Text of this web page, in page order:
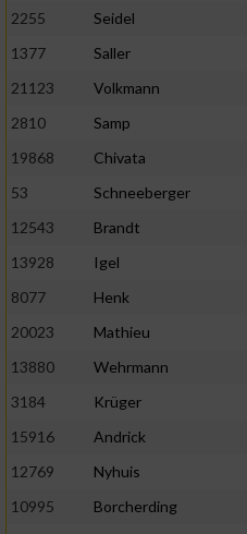
2255
Seidel
1377
Saller
21123
Volkmann
2810
Samp
19868
Chivata
53
Schneeberger
12543
Brandt
13928
Igel
8077
Henk
20023
Mathieu
13880
Wehrmann
3184
Krüger
15916
Andrick
12769
Nyhuis
10995
Borcherding